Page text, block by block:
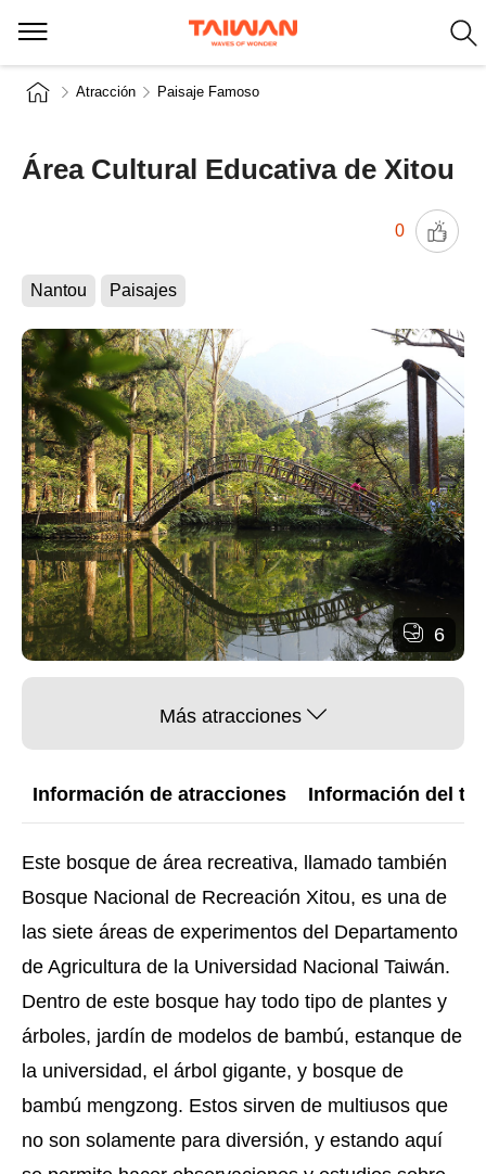
Atracción Paisaje Famoso
Área Cultural Educativa de Xitou
0
Nantou Paisajes
6
Más atracciones
Información de atracciones Información del
Este bosque de área recreativa, llamado también
Bosque Nacional de Recreación Xitou, es una de
las siete áreas de experimentos del Departamento
de Agricultura de la Universidad Nacional Taiwán.
Dentro de este bosque hay todo tipo de plantes y
árboles, jardín de modelos de bambú, estanque de
la universidad, el árbol gigante, y bosque de
bambú mengzong. Estos sirven de multiusos que
no son solamente para diversión, y estando aquí